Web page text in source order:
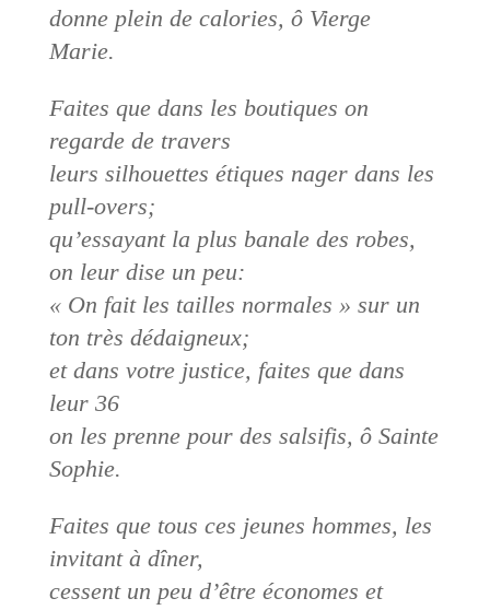
donne plein de calories, ô Vierge
Marie.
Faites que dans les boutiques on
regarde de travers
leurs silhouettes étiques nager dans les
pull-overs;
qu’essayant la plus banale des robes,
on leur dise un peu:
« On fait les tailles normales » sur un
ton très dédaigneux;
et dans votre justice, faites que dans
leur 36
on les prenne pour des salsifis, ô Sainte
Sophie.
Faites que tous ces jeunes hommes, les
invitant à dîner,
cessent un peu d’être économes et